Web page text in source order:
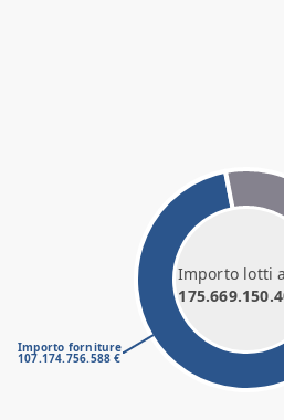
Importo forniture
107.174.756.588 €
Importo lotti